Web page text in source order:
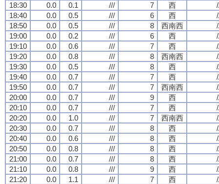
18:30
0.0 0.1 /// 7 西
18:40
0.0 0.5 /// 6 西
18:50
0.0 0.5 /// 8 西南西
19:00
0.0 0.2 /// 6 西
19:10
0.0 0.6 /// 7 西
19:20
0.0 0.8 /// 8 西南西
19:30
0.0 0.5 /// 8 西
19:40
0.0 0.7 /// 7 西
19:50
0.0 0.7 /// 7 西南西
20:00
0.0 0.7 /// 9 西
20:10
0.0 0.7 /// 7 西
20:20
0.0 1.0 /// 7 西南西
20:30
0.0 0.7 /// 8 西
20:40
0.0 0.6 /// 8 西
20:50
0.0 0.8 /// 8 西
21:00
0.0 0.7 /// 8 西
21:10
0.0 0.8 /// 9 西
21:20
0.0 1.1 /// 7 西